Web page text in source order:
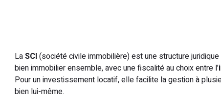
LaSCI(société civile immobilière) est une structure
bien immobilier ensemble, avec une fiscalité au choix entre l’
Pour un investissement locatif, elle facilite la gestion à
bien lui-même.